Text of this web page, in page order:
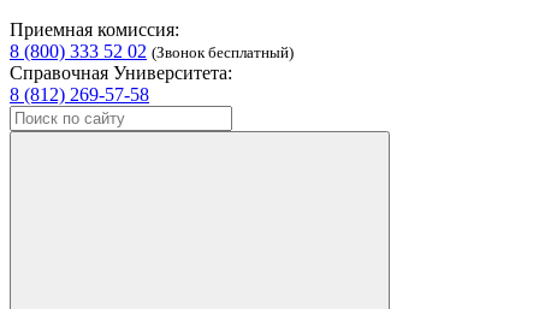
Приемная комиссия:
8 (800) 333 52 02 (Звонок бесплатный)
Справочная Университета:
8 (812) 269-57-58